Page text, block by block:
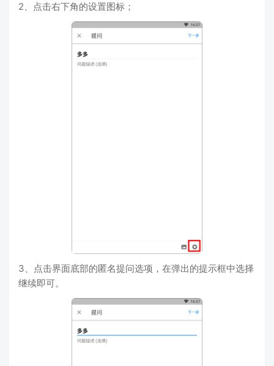
2、点击右下角的设置图标；
3、点击界面底部的匿名提问选项，在弹出的提示框中选择
继续即可。